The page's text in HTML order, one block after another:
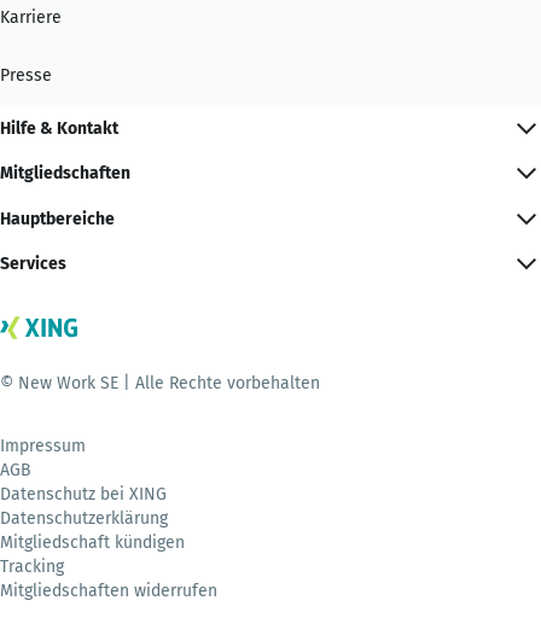
Karriere
Presse
Hilfe & Kontakt
Mitgliedschaften
Hauptbereiche
Services
© New Work SE | Alle Rechte vorbehalten
Impressum
AGB
Datenschutz bei XING
Datenschutzerklärung
Mitgliedschaft kündigen
Tracking
Mitgliedschaften widerrufen